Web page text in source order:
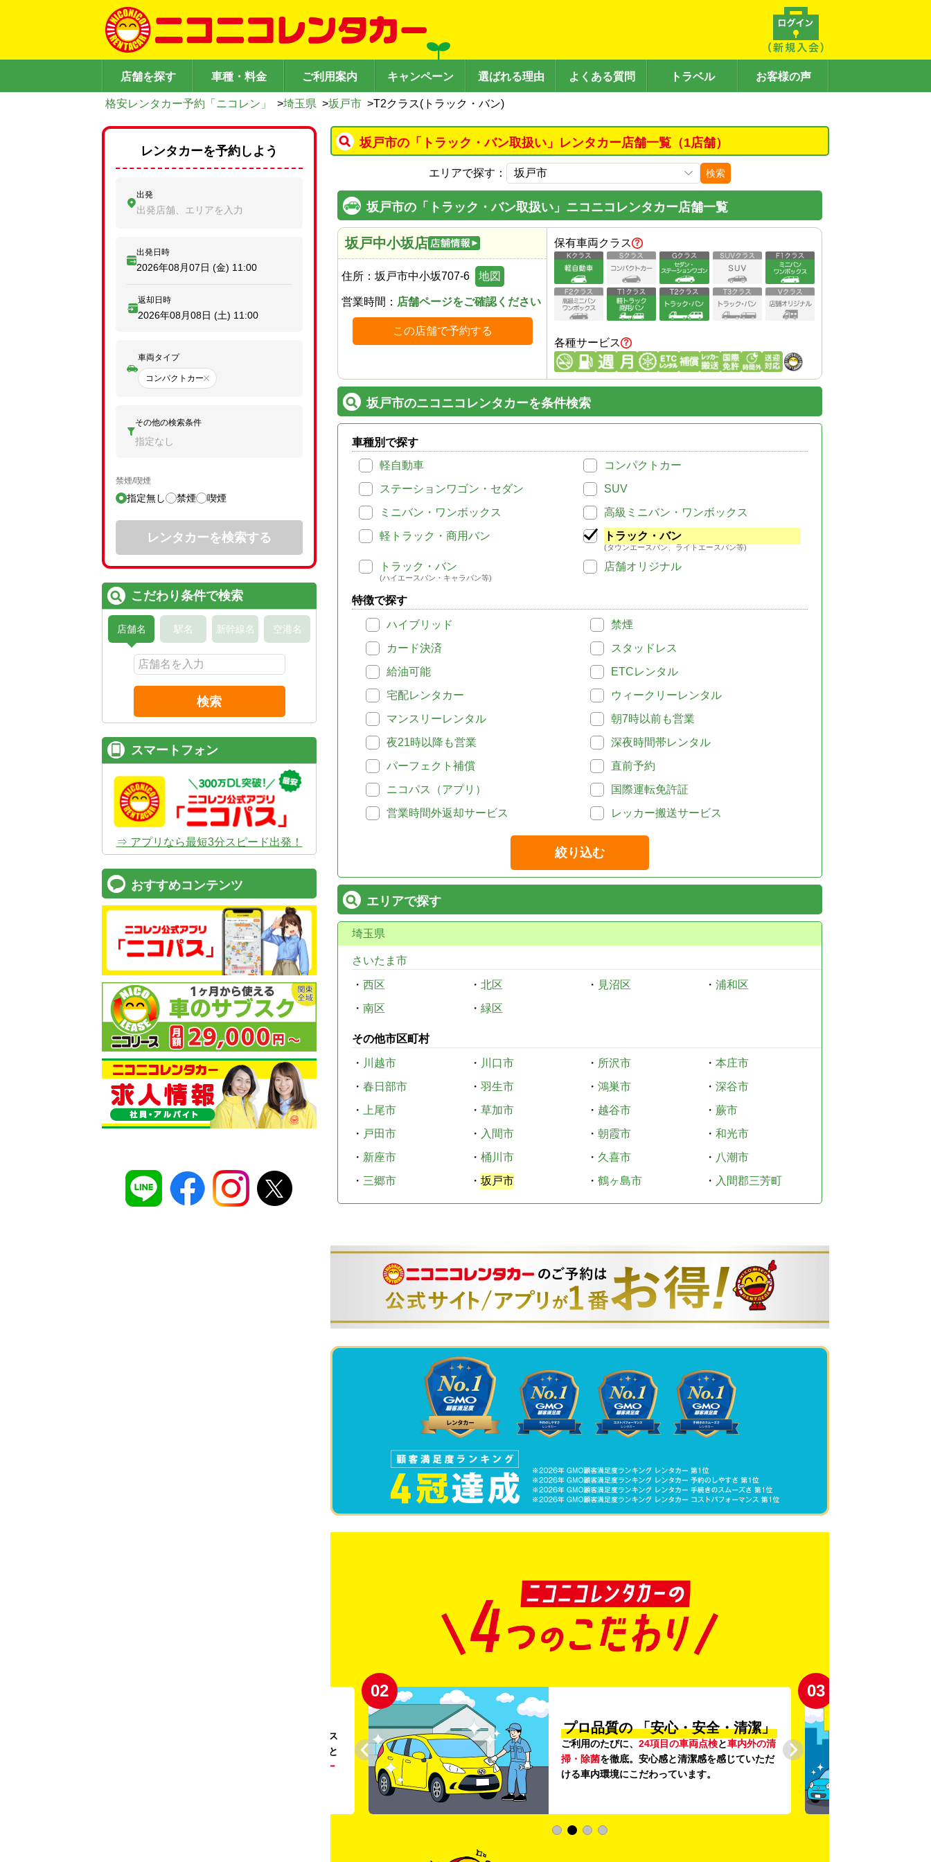
店舗を探す 車種・料金 ご利用案内 キャンペーン 選ばれる理由 よくある質問 トラベル お客様の声
格安レンタカー予約「ニコレン」 >埼玉県 >坂戸市 >T2クラス(トラック・バン)
坂戸市の「トラック・バン取扱い」レンタカー店舗一覧（1店舗）
エリアで探す： 検索
坂戸市の「トラック・バン取扱い」ニコニコレンタカー店舗一覧
坂戸中小坂店
住所： 坂戸市中小坂707-6 地図
営業時間： 店舗ページをご確認ください
この店舗で予約する
保有車両クラス
各種サービス
坂戸市のニコニコレンタカーを条件検索
車種別で探す
軽自動車
コンパクトカー
ステーションワゴン・セダン
SUV
ミニバン・ワンボックス
高級ミニバン・ワンボックス
軽トラック・商用バン
トラック・バン
(タウンエースバン、ライトエースバン等)
トラック・バン
(ハイエースバン・キャラバン等)
店舗オリジナル
特徴で探す
ハイブリッド
禁煙
カード決済
スタッドレス
給油可能
ETCレンタル
宅配レンタカー
ウィークリーレンタル
マンスリーレンタル
朝7時以前も営業
夜21時以降も営業
深夜時間帯レンタル
パーフェクト補償
直前予約
ニコパス（アプリ）
国際運転免許証
営業時間外返却サービス
レッカー搬送サービス
絞り込む
エリアで探す
埼玉県
さいたま市
・ 西区 ・ 北区 ・ 見沼区 ・ 浦和区
・ 南区 ・ 緑区
その他市区町村
・ 川越市 ・ 川口市 ・ 所沢市 ・ 本庄市
・ 春日部市 ・ 羽生市 ・ 鴻巣市 ・ 深谷市
・
上尾市 ・ 草加市 ・ 越谷市 ・ 蕨市
・ 戸田市 ・ 入間市 ・ 朝霞市 ・ 和光市
・ 新座市 ・ 桶川市 ・ 久喜市 ・ 八潮市
・ 三郷市 ・ 坂戸市 ・ 鶴ヶ島市 ・ 入間郡三芳町
。ガソリンス
タンドや整備工場の既存インフラを活用すること
リー
02
プロ品質の 「安心・安全・清潔」
ご利用のたびに、 24項目の車両点検と車内外の清
掃・除菌を徹底。安心感と清潔感を感じていただ
ける車内環境にこだわっています。
03
レンタカーを予約しよう
出発
出発店舗、エリアを入力
出発日時
2026年08月07日 (金) 11:00
返却日時
2026年08月08日 (土) 11:00
車両タイプ
コンパクトカー
その他の検索条件
指定なし
禁煙/喫煙
指定無し 禁煙 喫煙
レンタカーを検索する
こだわり条件で検索
店舗名 駅名 新幹線名 空港名
検索
スマートフォン
⇒ アプリなら最短3分スピード出発！
おすすめコンテンツ